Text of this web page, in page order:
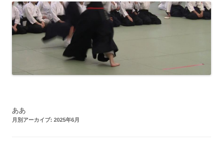
ああ
月別アーカイブ: 2025年6月